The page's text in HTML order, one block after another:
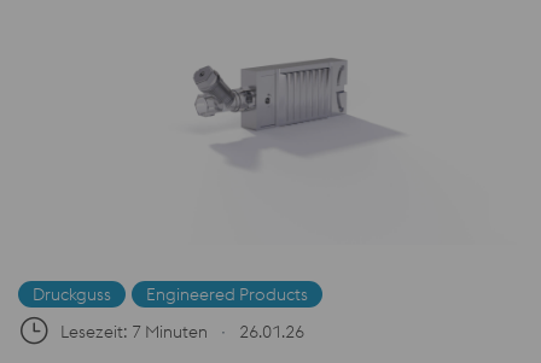
Druckguss
Engineered Products
Lesezeit: 7 Minuten
∙ 26.01.26